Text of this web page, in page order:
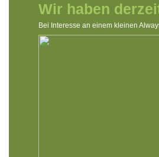
Wir haben
Bei Interesse an einem kleinen